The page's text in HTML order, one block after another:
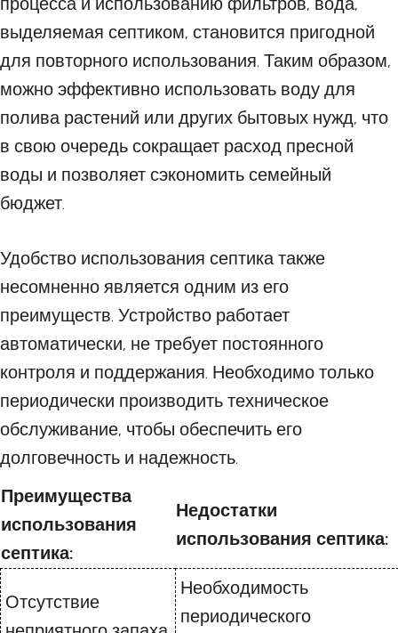
выделяемая септиком, становится пригодной
для повторного использования. Таким образом,
можно эффективно использовать воду для
полива растений или других бытовых нужд, что
в свою очередь сокращает расход пресной
воды и позволяет сэкономить семейный
бюджет.
Удобство использования септика также
несомненно является одним из его
преимуществ. Устройство работает
автоматически, не требует постоянного
контроля и поддержания. Необходимо только
периодически производить техническое
обслуживание, чтобы обеспечить его
долговечность и надежность.
Преимущества
использования
септика:
Недостатки
использования септика:
Отсутствие
Необходимость
периодического